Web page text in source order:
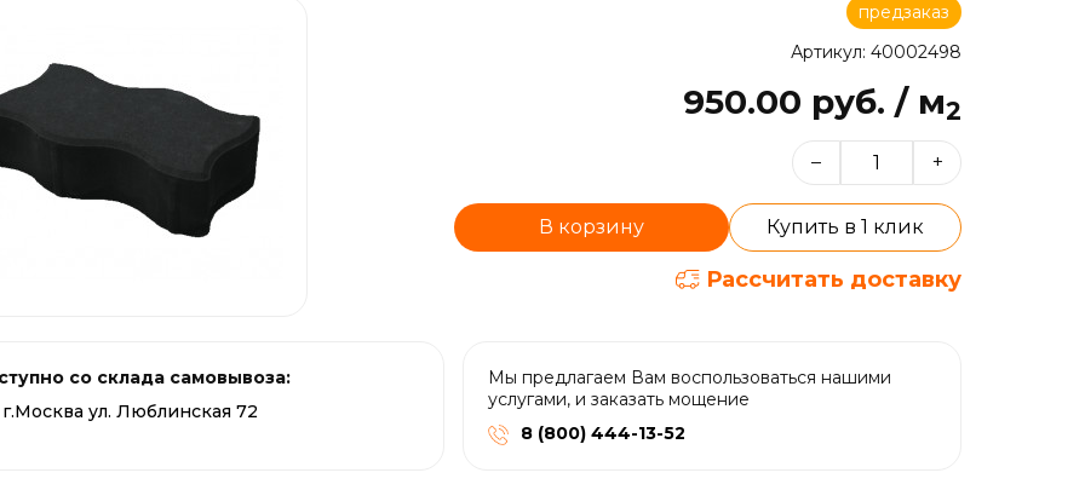
предзаказ
Артикул: 40002498
950.00 руб. / м2
– +
В корзину Купить в 1 клик
Рассчитать доставку
со склада самовывоза:
г.Москва ул. Люблинская 72
Мы предлагаем Вам воспользоваться нашими
услугами, и заказать мощение
8 (800) 444-13-52